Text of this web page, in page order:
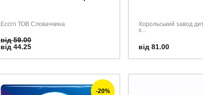
Ессіті ТОВ Словаччина
від 59.00
від 44.25
Хорольський завод
х...
від 81.00
-20%